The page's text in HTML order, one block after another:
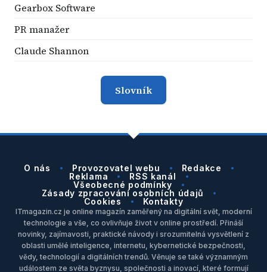
Gearbox Software
PR manažer
Claude Shannon
Slovník
O nás Provozovatel webu
Redakce
Reklama
RSS kanál
Všeobecné podmínky
Zásady zpracování osobních údajů
Cookies
Kontakty
ITmagazin.cz je online magazín zaměřený na digitální svět, moderní
technologie a vše, co ovlivňuje život v online prostředí. Přináší
novinky, zajímavosti, praktické návody i srozumitelná vysvětlení z
oblasti umělé inteligence, internetu, kybernetické bezpečnosti,
vědy, technologií a digitálních trendů. Věnuje se také významným
událostem ze světa byznysu, společnosti a inovací, které formují